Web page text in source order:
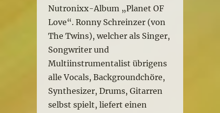
Nutronixx-Album „Planet OF
Love“. Ronny Schreinzer (von
The Twins), welcher als Singer,
Songwriter und
Multiinstrumentalist übrigens
alle Vocals, Backgroundchöre,
Synthesizer, Drums, Gitarren
selbst spielt, liefert einen